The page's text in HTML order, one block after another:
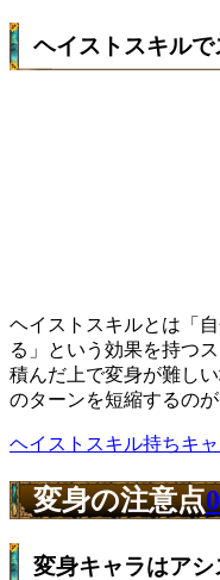
ヘイストスキル
ヘイストスキルとは「
る」という効果を持つ
積んだ上で変身が難し
のターンを短縮するのが
ヘイストスキル持ちキ
変身の注意点0
変身キャラはア